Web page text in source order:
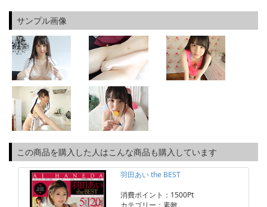
サンプル画像
この商品を購入した人はこんな商品も購入しています
羽田あい the BEST
消費ポイント：1500Pt
カテゴリー：素敵